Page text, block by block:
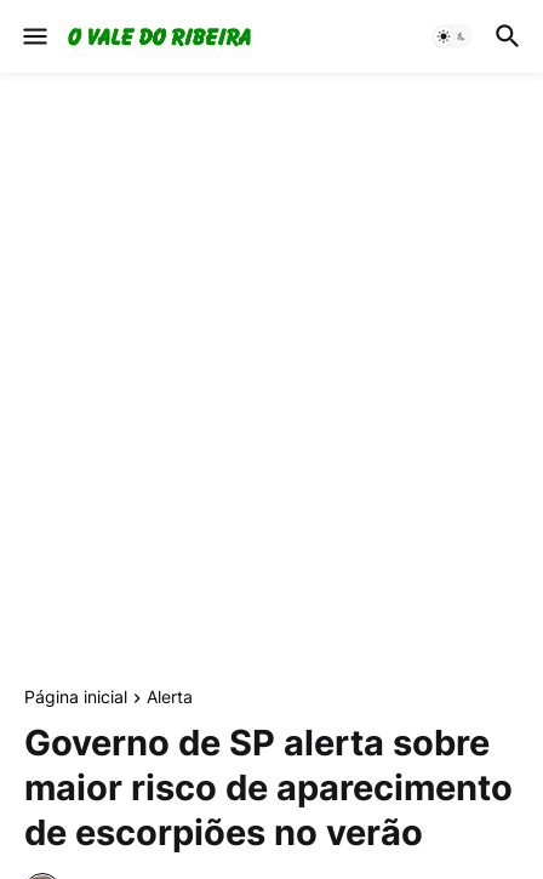
Página inicial Alerta
Governo de SP alerta sobre
maior risco de aparecimento
de escorpiões no verão